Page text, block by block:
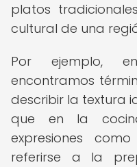
platos
cultural de una
Por ejemplo,
encontramos
describir la textura
que en la
expresiones
referirse a la